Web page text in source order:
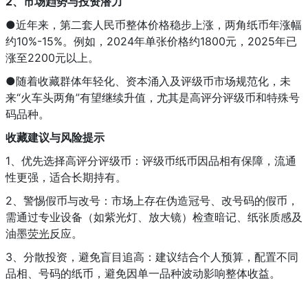
●近年来，第二套人民币整体价格稳步上涨，两角纸币年涨幅
约10%-15%。例如，2024年单张价格约1800元，2025年已
涨至2200元以上。
●随着收藏群体年轻化、资本涌入及评级币市场规范化，未
来“火车头两角”有望继续升值，尤其是高评分评级币和特殊号
码品种。
收藏建议与风险提示
1、优先选择高评分评级币：评级币纸币因品相有保障，流通
性更强，适合长期持有。
2、警惕假币与改号：市场上存在伪造冠号、改号码的假币，
需通过专业设备（如紫光灯、放大镜）检查暗记、纸张质感及
油墨荧光反应。
3、分散投资，避免盲目追高：建议结合个人预算，配置不同
品相、号码的纸币，避免因单一品种波动影响整体收益。